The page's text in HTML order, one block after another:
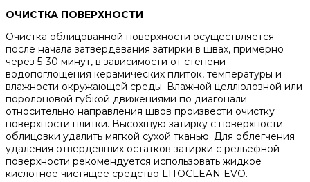
ОЧИСТКА ПОВЕРХНОСТИ
Очистка облицованной поверхности осуществляется
после начала затвердевания затирки в швах, примерно
через 5-30 минут, в зависимости от степени
водопоглощения керамических плиток, температуры и
влажности окружающей среды. Влажной целлюлозной или
поролоновой губкой движениями по диагонали
относительно направления швов произвести очистку
поверхности плитки. Высохшую затирку с поверхности
облицовки удалить мягкой сухой тканью. Для облегчения
удаления отвердевших остатков затирки с рельефной
поверхности рекомендуется использовать жидкое
кислотное чистящее средство LITOCLEAN EVO.